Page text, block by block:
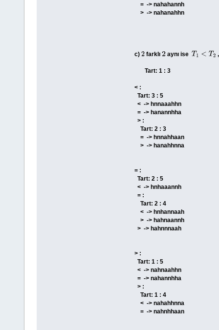
= -> nahahannh
> -> nahanahhn
c) 2 farklı2aynı ise T1 <T2
Tart: 1 : 3
< :
Tart: 3 : 5
< -> hnnaaahhn
= -> hanannhha
> :
Tart: 2 : 3
= -> hnnahhaan
> -> hanahhnna
= :
Tart: 2 : 5
< -> hnhaaannh
= :
Tart: 2 : 4
< -> hnhannaah
> -> hahnaannh
> -> hahnnnaah
> :
Tart: 1 : 5
< -> nahnaahhn
= -> nahannhha
> :
Tart: 1 : 4
< -> nahahhnna
= -> nahnhhaan